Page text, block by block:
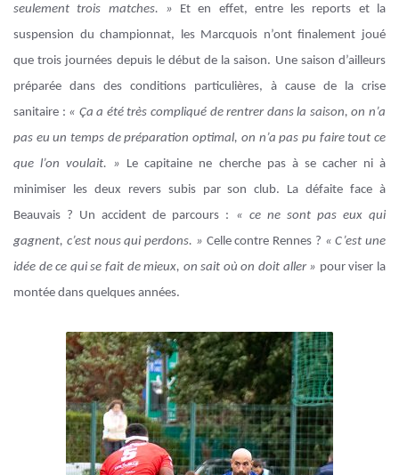
seulement trois matches. » Et en effet, entre les reports et la
suspension du championnat, les Marcquois n’ont finalement joué
que trois journées depuis le début de la saison. Une saison d’ailleurs
préparée dans des conditions particulières, à cause de la crise
sanitaire : « Ça a été très compliqué de rentrer dans la saison, on n’a
pas eu un temps de préparation optimal, on n’a pas pu faire tout ce
que l’on voulait. » Le capitaine ne cherche pas à se cacher ni à
minimiser les deux revers subis par son club. La défaite face à
Beauvais ? Un accident de parcours : « ce ne sont pas eux qui
gagnent, c’est nous qui perdons. » Celle contre Rennes ? « C’est une
idée de ce qui se fait de mieux, on sait où on doit aller » pour viser la
montée dans quelques années.